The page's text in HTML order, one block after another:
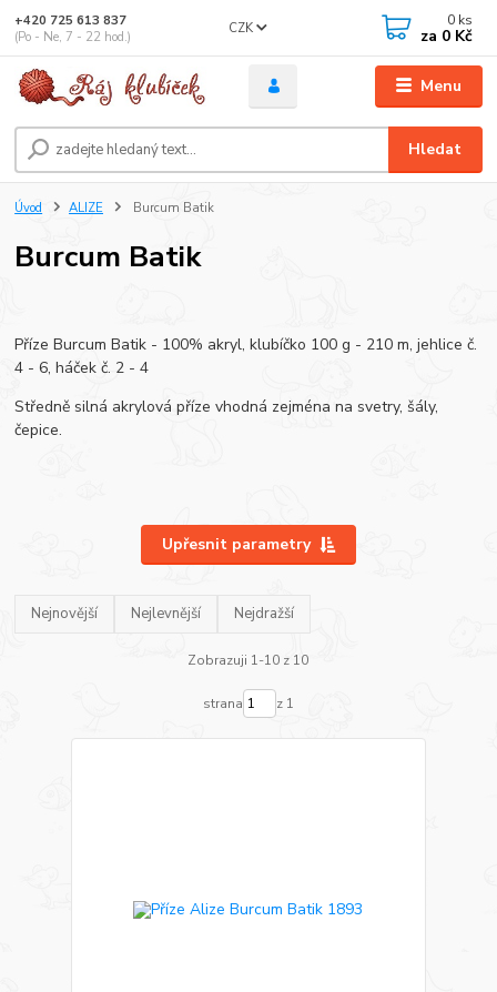
Menu
CZK
Hledat
+420 725 613 837
(Po - Ne, 7 - 22 hod.)
0 ks
za 0 Kč
Úvod ALIZE Burcum Batik
Burcum Batik
Příze Burcum Batik - 100% akryl, klubíčko 100 g - 210 m, jehlice č.
4 - 6, háček č. 2 - 4
Středně silná akrylová příze vhodná zejména na svetry, šály,
čepice.
Upřesnit parametry
Nejnovější Nejlevnější Nejdražší
Zobrazuji 1-10 z 10
strana z 1